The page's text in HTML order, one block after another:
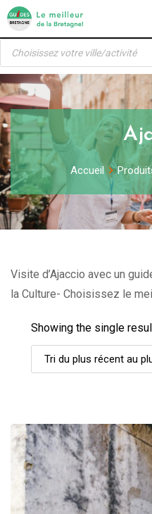
Skip
content
Recherche
produits
Accueil
Visite d’Ajaccio avec un
la Culture- Choisissez le
Showing the single